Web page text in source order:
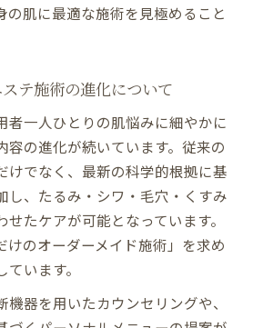
の肌に最適な施術を見極めること
テ施術の進化について
者一人ひとりの肌悩みに細やかに
容の進化が続いています。従来の
けでなく、最新の科学的根拠に基
し、たるみ・シワ・毛穴・くすみ
たケアが可能となっています。
けのオーダーメイド施術」を求め
います。
器を用いたカウンセリングや、